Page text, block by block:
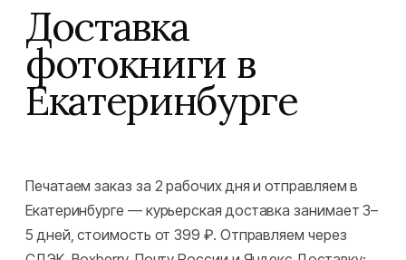
Доставка
фотокниги в
Екатеринбурге
Печатаем заказ за 2 рабочих дня и отправляем в
Екатеринбурге — курьерская доставка занимает 3–
5 дней, стоимость от 399 ₽. Отправляем через